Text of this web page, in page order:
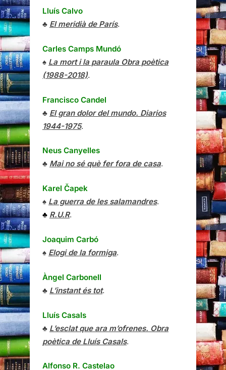
Lluís Calvo
♣ El meridià de París.
Carles Camps Mundó
♠ La mort i la paraula Obra poètica
(1988-2018).
Francisco Candel
♣ El gran dolor del mundo. Diarios
1944-1975.
Neus Canyelles
♣ Mai no sé què fer fora de casa.
Karel Čapek
♠ La guerra de les salamandres.
♣ R.U.R.
Joaquim Carbó
♠ Elogi de la formiga.
Àngel Carbonell
♣ L’instant és tot.
Lluís Casals
♣ L’esclat que ara m’ofrenes. Obra
poètica de Lluís Casals.
Alfonso R. Castelao